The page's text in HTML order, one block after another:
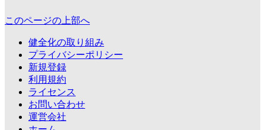
このページの上部へ
健全化の取り組み
プライバシーポリシー
新規登録
利用規約
ライセンス
お問い合わせ
運営会社